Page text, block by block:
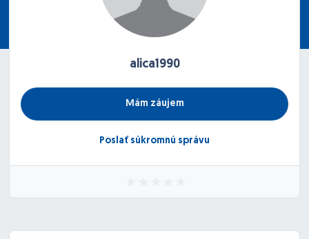
alica1990
Mám záujem
Poslať súkromnú správu